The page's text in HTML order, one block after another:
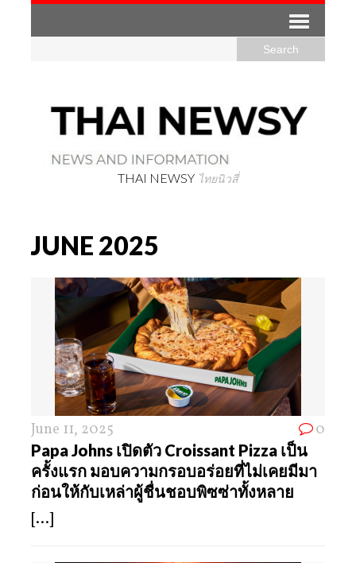
THAI NEWSY ไทยนิวสี่
JUNE 2025
June 11, 2025 0
Papa Johns เปิดตัว Croissant Pizza เป็น
ครั้งแรก มอบความกรอบอร่อยที่ไม่เคยมีมา
ก่อนให้กับเหล่าผู้ชื่นชอบพิซซ่าทั้งหลาย
[...]